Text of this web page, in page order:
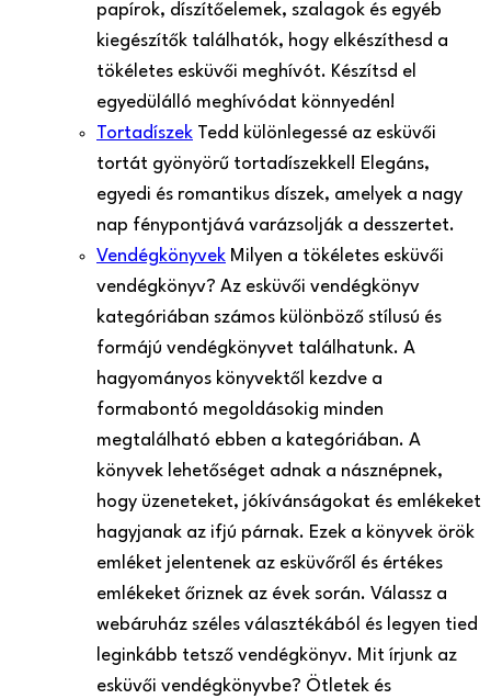
papírok, díszítőelemek, szalagok és egyéb
kiegészítők találhatók, hogy elkészíthesd a
tökéletes esküvői meghívót. Készítsd el
egyedülálló meghívódat könnyedén!
Tortadíszek Tedd különlegessé az esküvői
tortát gyönyörű tortadíszekkel! Elegáns,
egyedi és romantikus díszek, amelyek a nagy
nap fénypontjává varázsolják a desszertet.
Vendégkönyvek Milyen a tökéletes esküvői
vendégkönyv? Az esküvői vendégkönyv
kategóriában számos különböző stílusú és
formájú vendégkönyvet találhatunk. A
hagyományos könyvektől kezdve a
formabontó megoldásokig minden
megtalálható ebben a kategóriában. A
könyvek lehetőséget adnak a násznépnek,
hogy üzeneteket, jókívánságokat és emlékeket
hagyjanak az ifjú párnak. Ezek a könyvek örök
emléket jelentenek az esküvőről és értékes
emlékeket őriznek az évek során. Válassz a
webáruház széles választékából és legyen tied
leginkább tetsző vendégkönyv. Mit írjunk az
esküvői vendégkönyvbe? Ötletek és